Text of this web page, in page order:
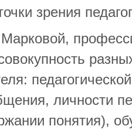
зрения
личности
понятия),